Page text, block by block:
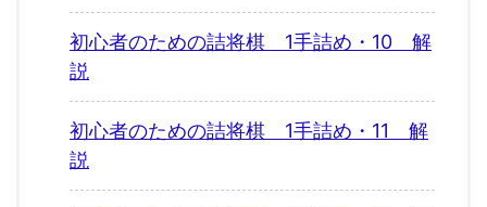
初心者のための詰将棋 1手詰め・10 解
説
初心者のための詰将棋 1手詰め・11 解
説